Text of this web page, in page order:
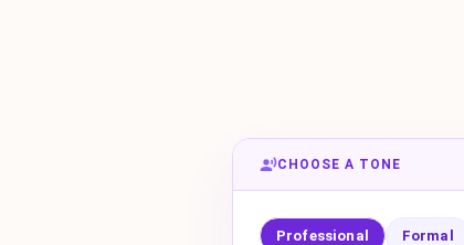
CHOOSE A TONE
Professional Formal